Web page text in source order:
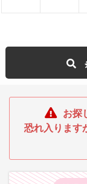
お探
恐れ入ります